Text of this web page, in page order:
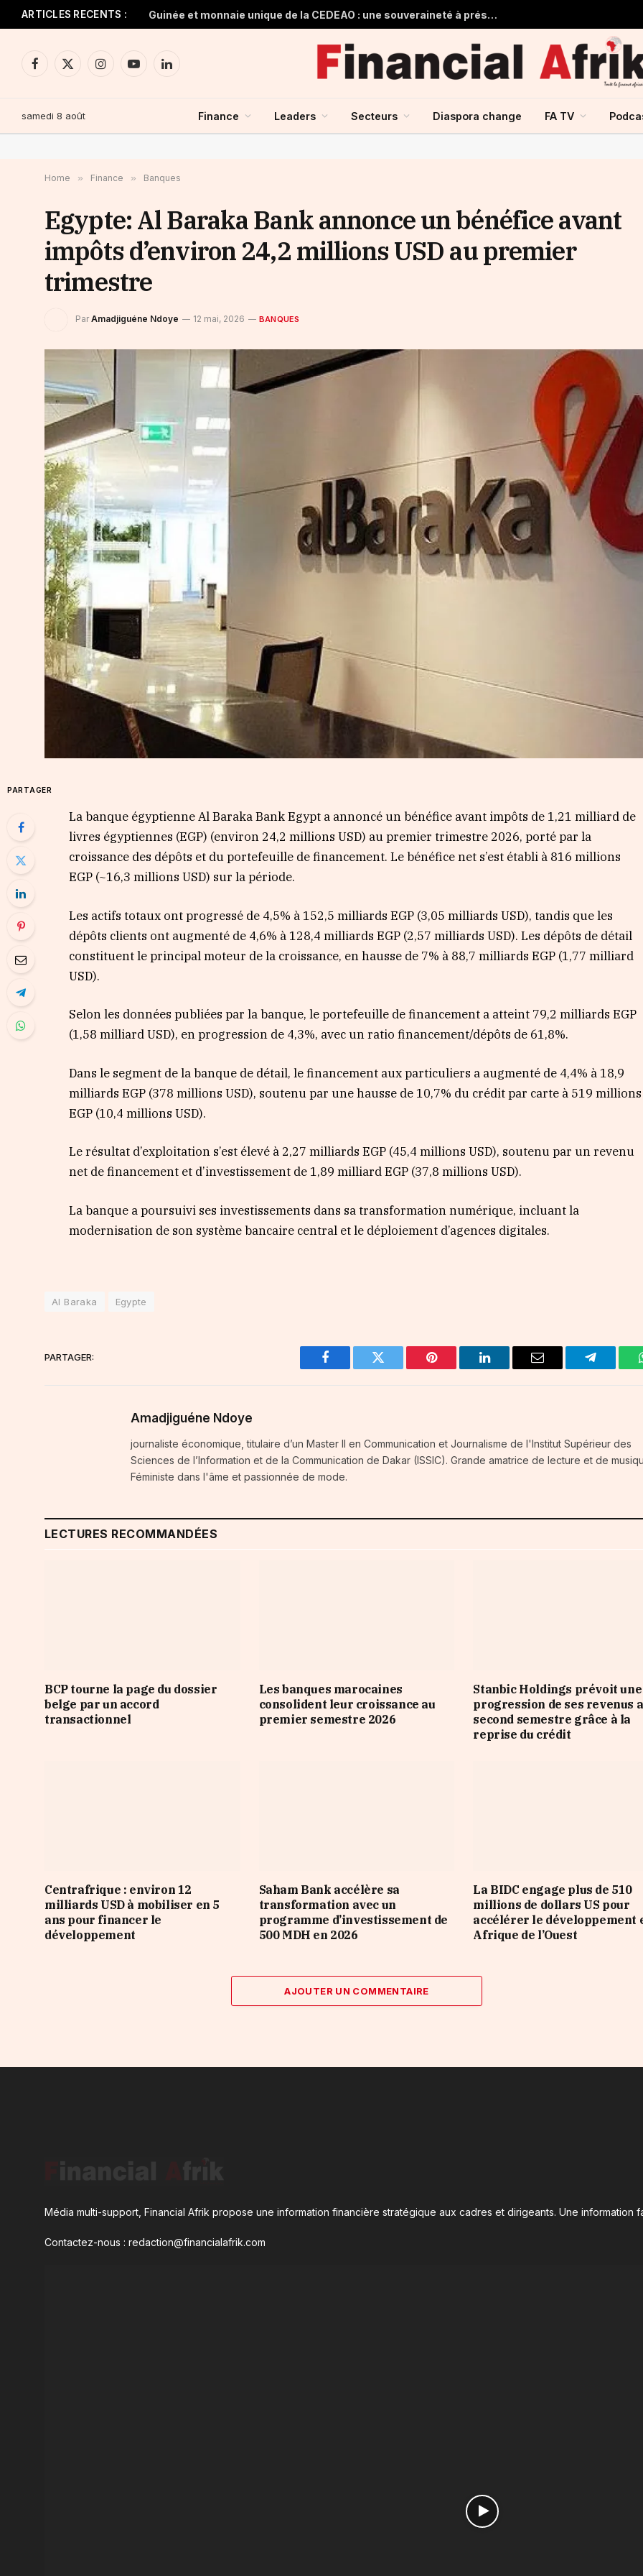
ARTICLES RECENTS : Guinée et monnaie unique de la CEDEAO : une souveraineté à préserver, une intégration à repenser
Facebook
X
InstagramYouTubeLinkedIn
samedi 8 août Finance Leaders Secteurs Diaspora change FA TV
Home » Finance » Banques
Egypte: Al Baraka Bank annonce un bénéfice avant
impôts d’environ 24,2 millions USD au premier
trimestre
Par Amadjiguéne Ndoye 12 mai, 2026 BANQUES
PARTAGER
La banque égyptienne Al Baraka Bank Egypt a annoncé un bénéfice avant impôts de 1,21 milliard de
livres égyptiennes (EGP) (environ 24,2 millions USD) au premier trimestre 2026, porté par la
croissance des dépôts et du portefeuille de financement. Le bénéfice net s’est établi à 816 millions
EGP (~16,3 millions USD) sur la période.
Les actifs totaux ont progressé de 4,5% à 152,5 milliards EGP (3,05 milliards USD), tandis que les
dépôts clients ont augmenté de 4,6% à 128,4 milliards EGP (2,57 milliards USD). Les dépôts de détail
constituent le principal moteur de la croissance, en hausse de 7% à 88,7 milliards EGP (1,77 milliard
USD).
Selon les données publiées par la banque, le portefeuille de financement a atteint 79,2 milliards EGP
(1,58 milliard USD), en progression de 4,3%, avec un ratio financement/dépôts de 61,8%.
Dans le segment de la banque de détail, le financement aux particuliers a augmenté de 4,4% à 18,9
milliards EGP (378 millions USD), soutenu par une hausse de 10,7% du crédit par carte à 519 millions
EGP (10,4 millions USD).
Le résultat d’exploitation s’est élevé à 2,27 milliards EGP (45,4 millions USD), soutenu par un revenu
net de financement et d’investissement de 1,89 milliard EGP (37,8 millions USD).
La banque a poursuivi ses investissements dans sa transformation numérique, incluant la
modernisation de son système bancaire central et le déploiement d’agences digitales.
Al Baraka Egypte
PARTAGER:
Facebook Twitter Pinterest LinkedIn Email Telegram
Amadjiguéne Ndoye
journaliste économique, titulaire d’un Master II en Communication et Journalisme de l'Institut Supérieur des
Sciences de l’Information et de la Communication de Dakar (ISSIC). Grande amatrice de lecture et de
Féministe dans l'âme et passionnée de mode.
LECTURES RECOMMANDÉES
BCP tourne la page du dossier
belge par un accord
transactionnel
Les banques marocaines
consolident leur croissance au
premier semestre 2026
Stanbic Holdings prévoit une
progression de ses revenus
second semestre grâce à la
reprise du crédit
Centrafrique : environ 12
milliards USD à mobiliser en 5
ans pour financer le
développement
Saham Bank accélère sa
transformation avec un
programme d’investissement de
500 MDH en 2026
La BIDC engage plus de 510
millions de dollars US pour
accélérer le développement
Afrique de l’Ouest
AJOUTER UN COMMENTAIRE
Média multi-support, Financial Afrik propose une information financière stratégique aux cadres et dirigeants. Une information
Contactez-nous : redaction@financialafrik.com